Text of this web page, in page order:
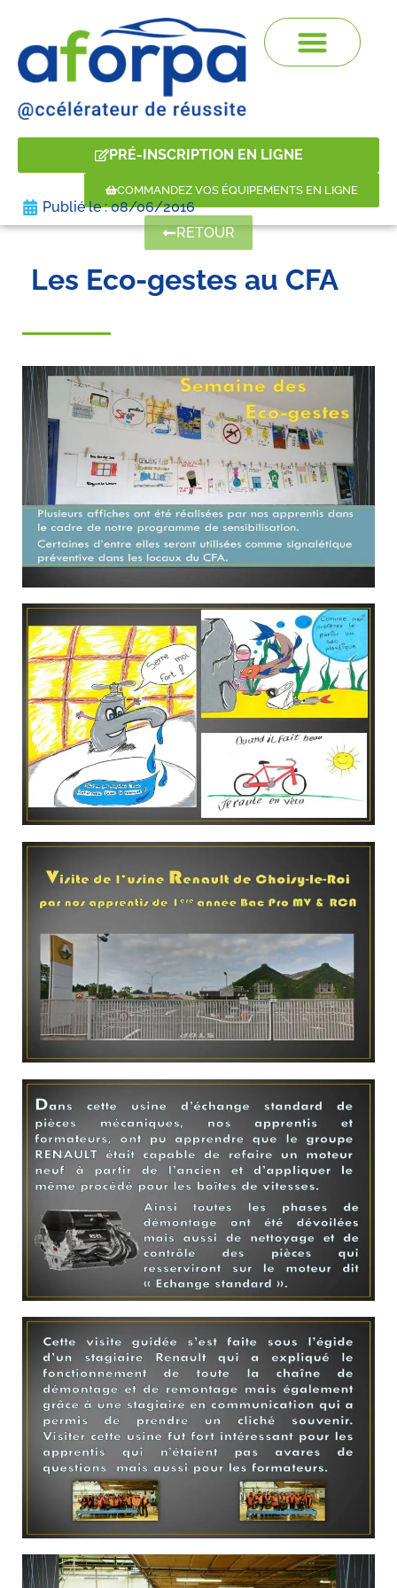
PRÉ-INSCRIPTION EN LIGNE
COMMANDEZ VOS ÉQUIPEMENTS EN LIGNE
Publié le : 08/06/2016
RETOUR
Les Eco-gestes au CFA